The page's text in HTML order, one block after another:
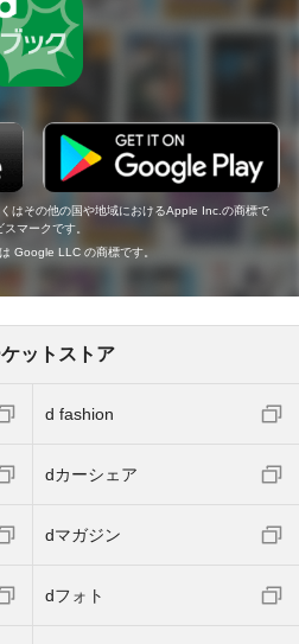
はその他の国や地域におけるApple Inc.の商標で
マークです。
Google LLC の商標です。
ットストア
d fashion
dカーシェア
dマガジン
dフォト